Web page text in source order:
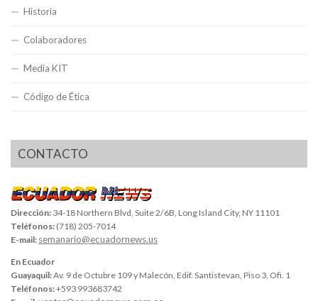
Historia
Colaboradores
Media KIT
Código de Ética
CONTACTO
Dirección: 34-18 Northern Blvd, Suite 2/6B, Long Island City, NY 11101
Teléfonos: (718) 205-7014
E-mail: semanario@ecuadornews.us
En Ecuador
Guayaquil:Av. 9 de Octubre 109 y Malecón, Edif. Santistevan, Piso 3, Ofi. 1
Teléfonos:+593 993683742